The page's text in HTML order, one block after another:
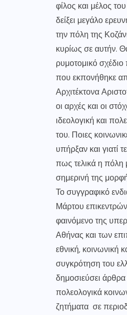
φίλος και μέλος
δείξει μεγάλο
την πόλη της
κυρίως σε αυτήν.
ρυμοτομικό
που εκπονήθηκε
Αρχιτέκτονα
οι αρχές και οι
ιδεολογική και
του. Ποιες
υπήρξαν και γιατί
πως τελικά η πόλη
σημερινή της
Το συγγραφικό
Μάρτου
φαινόμενο της
Αθήνας και των
εθνική, κοινωνική
συγκρότηση του
δημοσιεύσει
πολεολογικά
ζητήματα σε